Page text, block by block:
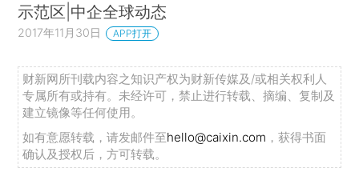
示范区|中企全球动态
2017年11月30日 APP打开
财新网所刊载内容之知识产权为财新传媒及/或相关权利人
专属所有或持有。未经许可，禁止进行转载、摘编、复制及
建立镜像等任何使用。
如有意愿转载，请发邮件至hello@caixin.com ，获得书面
确认及授权后，方可转载。